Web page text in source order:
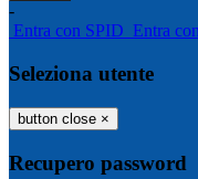
-
Entra con SPID Entra
Seleziona utente
button close ×
Recupero password